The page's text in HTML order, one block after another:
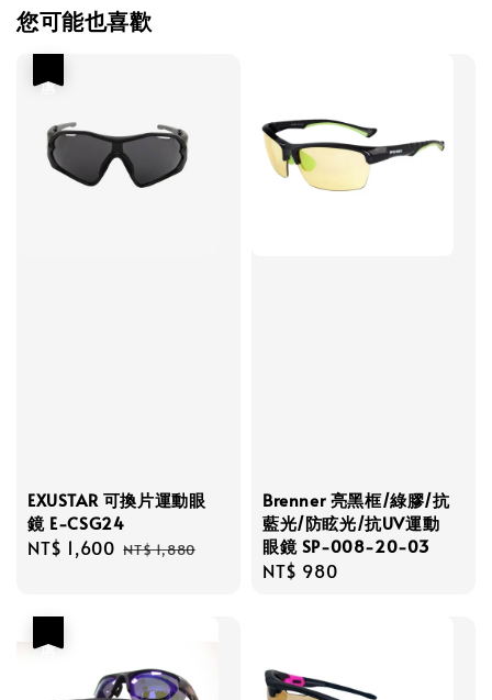
您可能也喜歡
EXUSTAR 可換片運動眼
鏡 E-CSG24
Sale
NT$ 1,600 Regular
NT$ 1,880
Brenner 亮黑框/綠膠/抗
藍光/防眩光/抗UV運動
眼鏡 SP-008-20-03
Regular
NT$ 980